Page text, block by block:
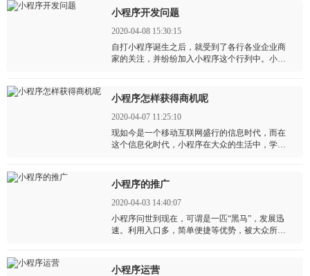
这些方式，还可以通过互推的方式来获取阅读量
还有粉丝量。
小程序开发问题
2020-04-08 15:30:15
自打小程序诞生之后，就受到了各行各业企业商
家的关注，并纷纷加入小程序这个行列中。小程
帮助。
小程序怎样获得商机呢
2020-04-07 11:25:10
现如今是一个移动互联网盛行的信息时代，而在
这个信息化时代，小程序在大众的生活中，学习
给微信添加了许多的色彩。
小程序的推广
2020-04-03 14:40:07
小程序问世到现在，可谓是一匹“黑马”，发展迅
速。利用入口多，简单便捷等优势，被大众所认
小程序是想要换一种新的营销方式。
小程序运营